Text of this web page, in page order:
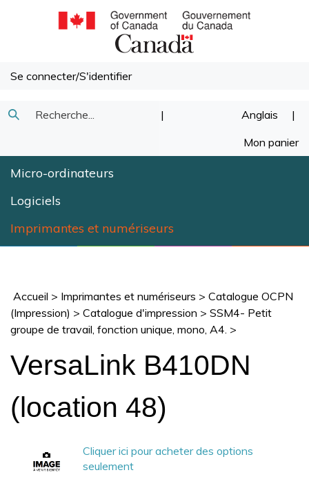
Se connecter/S'identifier
Recherche
Soumettre
recherche
| Anglais |
Mon panier
Micro-ordinateurs
Logiciels
Imprimantes et numériseurs
Accueil > Imprimantes et numériseurs > Catalogue OCPN
(Impression) > Catalogue d'impression > SSM4- Petit
groupe de travail, fonction unique, mono, A4. >
VersaLink B410DN
(location 48)
Cliquer ici pour acheter des options
seulement